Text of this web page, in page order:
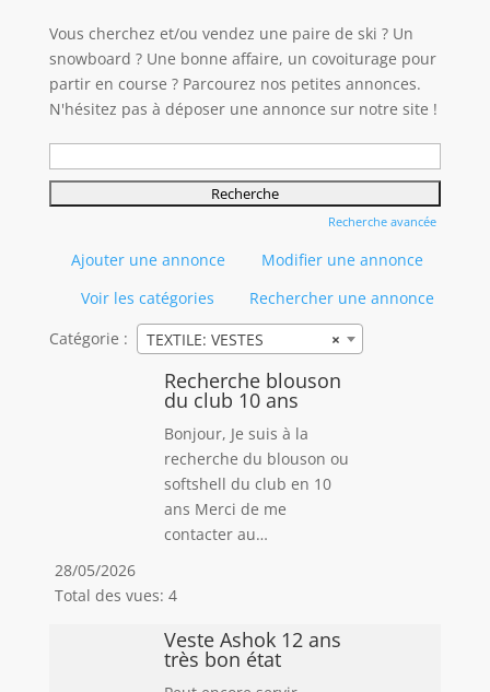
Vous cherchez et/ou vendez une paire de ski ? Un
snowboard ? Une bonne affaire, un covoiturage pour
partir en course ? Parcourez nos petites annonces.
N'hésitez pas à déposer une annonce sur notre site !
Recherche avancée
Ajouter une annonce
Modifier une annonce
Voir les catégories
Rechercher une annonce
Catégorie :
×
TEXTILE: VESTES
Recherche blouson
du club 10 ans
Bonjour, Je suis à la
recherche du blouson ou
softshell du club en 10
ans Merci de me
contacter au…
28/05/2026
Total des vues: 4
Veste Ashok 12 ans
très bon état